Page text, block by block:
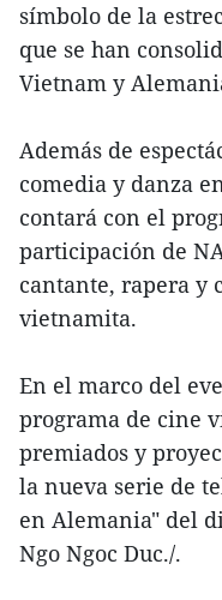
símbolo de la
que se han
Vietnam y
Además de
comedia y danza
contará con el
participación de
cantante, rapera y
vietnamita.
En el marco del
programa de cine
premiados y
la nueva serie de
en Alemania" del
Ngo Ngoc Duc./.